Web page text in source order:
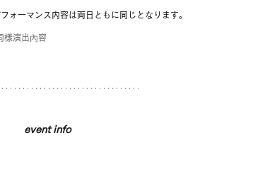
ーマンス内容は両日ともに同じとなります。
樣演出內容
event info